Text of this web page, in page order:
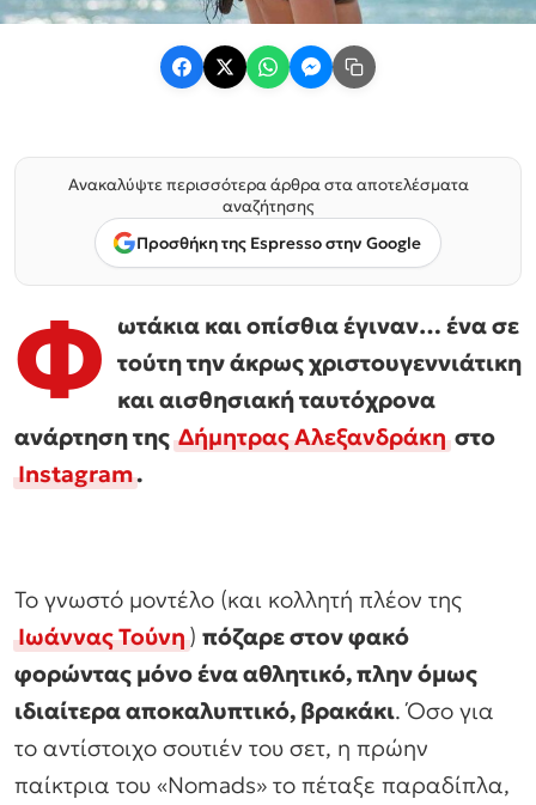
Ανακαλύψτε περισσότερα άρθρα στα αποτελέσματα
αναζήτησης
Προσθήκη της Espresso στην Google
Φ ωτάκια και οπίσθια έγιναν… ένα σε
τούτη την άκρως χριστουγεννιάτικη
και αισθησιακή ταυτόχρονα
ανάρτηση τηςΔήμητρας Αλεξανδράκηστο
Instagram.
Το γνωστό μοντέλο (και κολλητή πλέον της
Ιωάννας Τούνη) πόζαρε στον φακό
φορώντας μόνο ένα αθλητικό, πλην όμως
ιδιαίτερα αποκαλυπτικό, βρακάκι. Όσο για
το αντίστοιχο σουτιέν του σετ, η πρώην
παίκτρια του «Nomads» το πέταξε παραδίπλα,